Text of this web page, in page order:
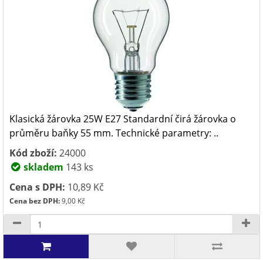
Klasická žárovka 25W E27 Standardní čirá žárovka o
průměru baňky 55 mm. Technické parametry: ..
Kód zboží: 24000
skladem 143 ks
Cena s DPH: 10,89 Kč
Cena bez DPH:9,00 Kč